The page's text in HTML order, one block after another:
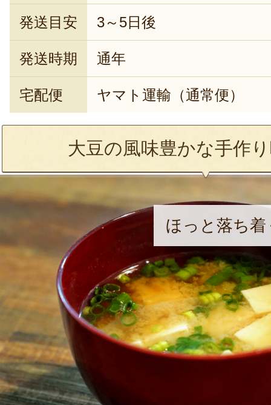
発送目安 3～5日後
発送時期 通年
宅配便 ヤマト運輸（通常便）
大豆の風味豊かな手作
ほっと落ち